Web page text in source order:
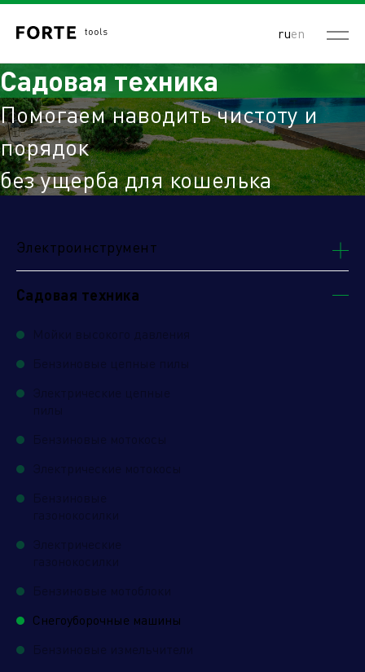
ruen
Садовая техника
Помогаем наводить чистоту и
порядок
без ущерба для кошелька
Электроинструмент
Садовая техника
Снегоуборочные машины